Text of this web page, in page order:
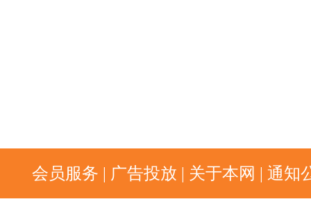
会员服务 | 广告投放 | 关于本网 | 通知